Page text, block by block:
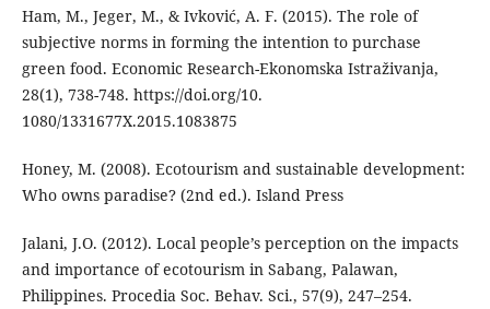
Ham, M., Jeger, M., & Ivković, A. F. (2015). The role of
subjective norms in forming the intention to purchase
green food. Economic Research-Ekonomska Istraživanja,
28(1), 738-748. https://doi.org/10.
1080/1331677X.2015.1083875
Honey, M. (2008). Ecotourism and sustainable development:
Who owns paradise? (2nd ed.). Island Press
Jalani, J.O. (2012). Local people’s perception on the impacts
and importance of ecotourism in Sabang, Palawan,
Philippines. Procedia Soc. Behav. Sci., 57(9), 247–254.